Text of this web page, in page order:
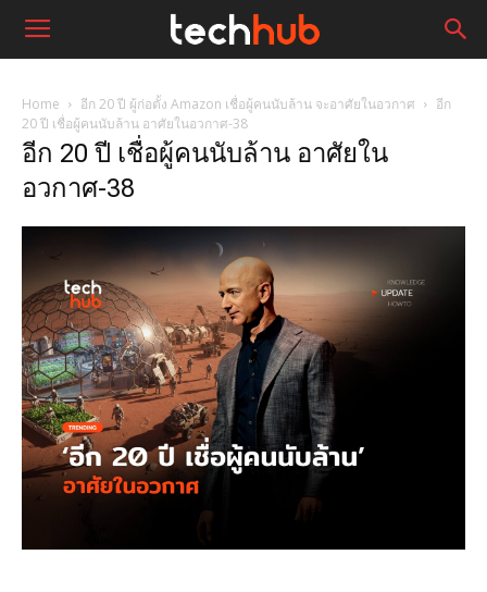
Home อีก 20 ปี ผู้ก่อตั้ง Amazon เชื่อผู้คนนับล้าน จะอาศัยในอวกาศ
อีก
20 ปี เชื่อผู้คนนับล้าน อาศัยในอวกาศ-38
อีก 20 ปี เชื่อผู้คนนับล้าน อาศัยใน
อวกาศ-38